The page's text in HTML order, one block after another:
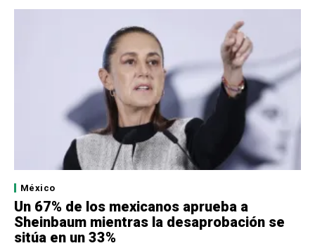
México
Un 67% de los mexicanos aprueba a
Sheinbaum mientras la desaprobación se
sitúa en un 33%